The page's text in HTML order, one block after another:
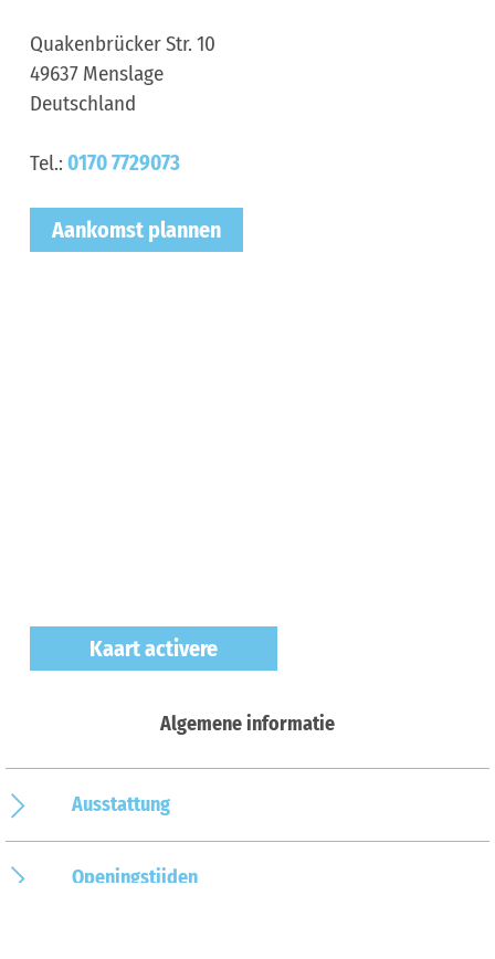
Quakenbrücker Str. 10
49637 Menslage
Deutschland
Tel.: 0170 7729073
Aankomst plannen
Kaart activere
Algemene informatie
Ausstattung
Openingstijden